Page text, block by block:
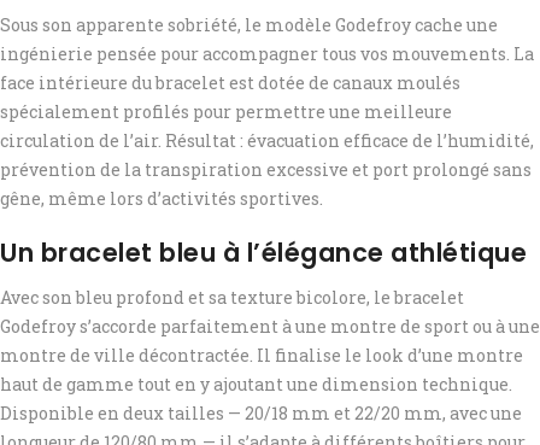
Sous son apparente sobriété, le modèle Godefroy cache une
ingénierie pensée pour accompagner tous vos mouvements. La
face intérieure du bracelet est dotée de canaux moulés
spécialement profilés pour permettre une meilleure
circulation de l’air. Résultat : évacuation efficace de l’humidité,
prévention de la transpiration excessive et port prolongé sans
gêne, même lors d’activités sportives.
Un bracelet bleu à l’élégance athlétique
Avec son bleu profond et sa texture bicolore, le bracelet
Godefroy s’accorde parfaitement à une montre de sport ou à une
montre de ville décontractée. Il finalise le look d’une montre
haut de gamme tout en y ajoutant une dimension technique.
Disponible en deux tailles — 20/18 mm et 22/20 mm, avec une